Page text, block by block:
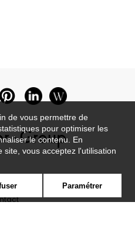
de vous permettre de
pour optimiser les
le contenu. En
site, vous acceptez l'utilisation
Paramétrer